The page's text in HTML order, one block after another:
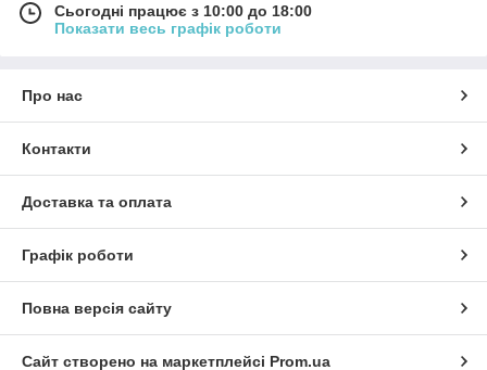
Сьогодні працює з 10:00 до 18:00
Показати весь графік роботи
Про нас
Контакти
Доставка та оплата
Графік роботи
Повна версія сайту
Сайт створено на маркетплейсі Prom.ua